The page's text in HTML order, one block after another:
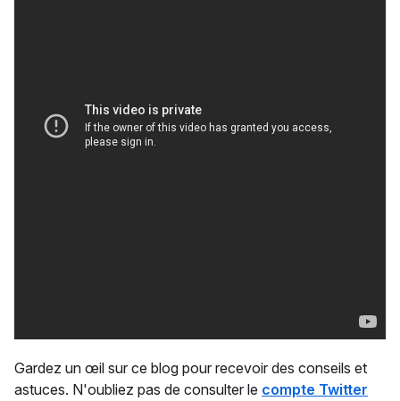
Gardez un œil sur ce blog pour recevoir des conseils et
astuces. N'oubliez pas de consulter le compte Twitter